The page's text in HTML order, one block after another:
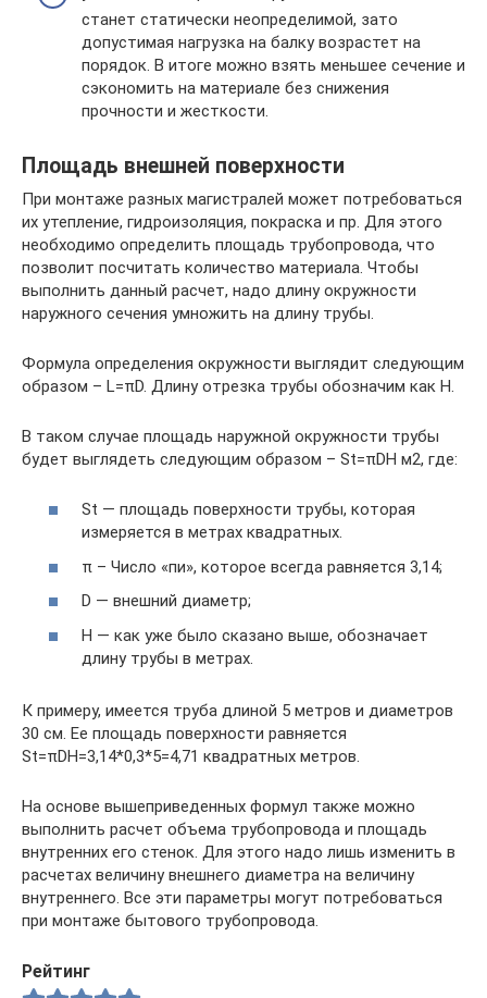
станет статически неопределимой, зато
допустимая нагрузка на балку возрастет на
порядок. В итоге можно взять меньшее сечение и
сэкономить на материале без снижения
прочности и жесткости.
Площадь внешней поверхности
При монтаже разных магистралей может потребоваться
их утепление, гидроизоляция, покраска и пр. Для этого
необходимо определить площадь трубопровода, что
позволит посчитать количество материала. Чтобы
выполнить данный расчет, надо длину окружности
наружного сечения умножить на длину трубы.
Формула определения окружности выглядит следующим
образом – L=πD. Длину отрезка трубы обозначим как H.
В таком случае площадь наружной окружности трубы
будет выглядеть следующим образом – St=πDH м2, где:
St — площадь поверхности трубы, которая
измеряется в метрах квадратных.
π – Число «пи», которое всегда равняется 3,14;
D — внешний диаметр;
H — как уже было сказано выше, обозначает
длину трубы в метрах.
К примеру, имеется труба длиной 5 метров и диаметров
30 см. Ее площадь поверхности равняется
St=πDH=3,14*0,3*5=4,71 квадратных метров.
На основе вышеприведенных формул также можно
выполнить расчет объема трубопровода и площадь
внутренних его стенок. Для этого надо лишь изменить в
расчетах величину внешнего диаметра на величину
внутреннего. Все эти параметры могут потребоваться
при монтаже бытового трубопровода.
Рейтинг